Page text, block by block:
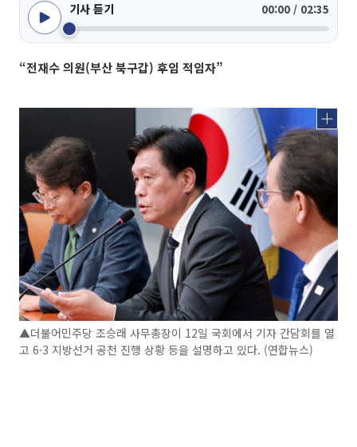
기사 듣기 00:00 / 02:35
“전재수 의원(부산 북구갑) 후임 적임자”
▲더불어민주당 조승래 사무총장이 12일 국회에서 기자 간담회를 열
고 6·3 지방선거 공천 진행 상황 등을 설명하고 있다. (연합뉴스)